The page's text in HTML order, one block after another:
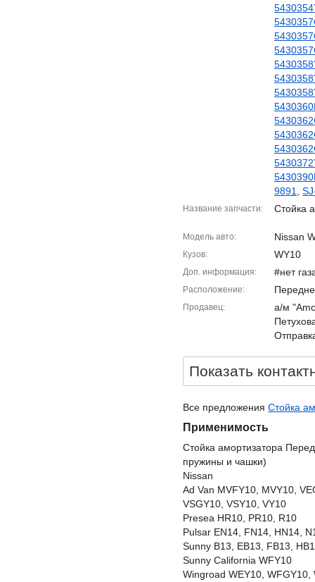
9891
Название запчасти Стойка
Модель авто Nissan
Кузов WY10
Доп. информация #нет
Расположение
Продавец
а/м
Показать
Все предложения Стойка
Применимость
Стойка амортизатора
пружины и чашки)
Nissan
Ad Van MVFY10, MVY10,
VSGY10, VSY10, VY10
Presea HR10, PR10, R10
Pulsar EN14, FN14, HN14,
Sunny B13, EB13, FB13,
Sunny California WFY10
Wingroad WEY10,